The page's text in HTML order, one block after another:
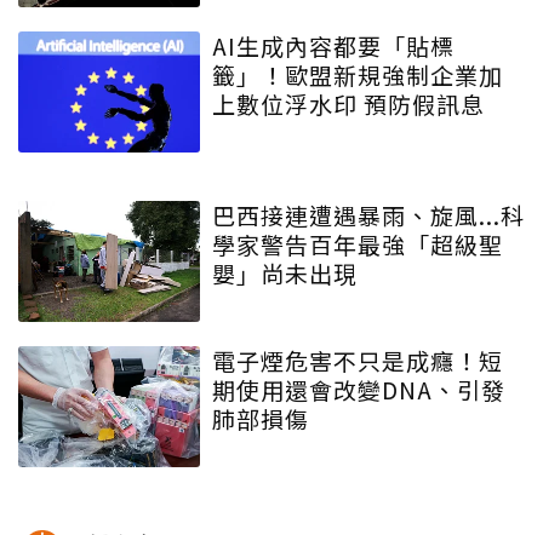
AI生成內容都要「貼標
籤」！歐盟新規強制企業加
上數位浮水印 預防假訊息
巴西接連遭遇暴雨、旋風...科
學家警告百年最強「超級聖
嬰」尚未出現
電子煙危害不只是成癮！短
期使用還會改變DNA、引發
肺部損傷